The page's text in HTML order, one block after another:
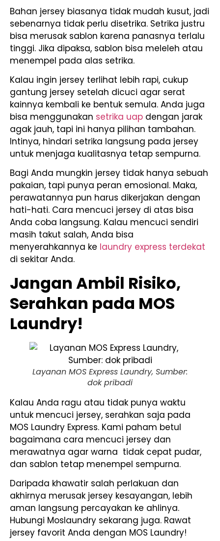
Bahan jersey biasanya tidak mudah kusut, jadi
sebenarnya tidak perlu disetrika. Setrika justru
bisa merusak sablon karena panasnya terlalu
tinggi. Jika dipaksa, sablon bisa meleleh atau
menempel pada alas setrika.
Kalau ingin jersey terlihat lebih rapi, cukup
gantung jersey setelah dicuci agar serat
kainnya kembali ke bentuk semula. Anda juga
bisa menggunakan setrika uap dengan jarak
agak jauh, tapi ini hanya pilihan tambahan.
Intinya, hindari setrika langsung pada jersey
untuk menjaga kualitasnya tetap sempurna.
Bagi Anda mungkin jersey tidak hanya sebuah
pakaian, tapi punya peran emosional. Maka,
perawatannya pun harus dikerjakan dengan
hati-hati. Cara mencuci jersey di atas bisa
Anda coba langsung. Kalau mencuci sendiri
masih takut salah, Anda bisa
menyerahkannya ke laundry express terdekat
di sekitar Anda.
Jangan Ambil Risiko,
Serahkan pada MOS
Laundry!
Layanan MOS Express Laundry, Sumber:
dok pribadi
Kalau Anda ragu atau tidak punya waktu
untuk mencuci jersey, serahkan saja pada
MOS Laundry Express. Kami paham betul
bagaimana cara mencuci jersey dan
merawatnya agar warna tidak cepat pudar,
dan sablon tetap menempel sempurna.
Daripada khawatir salah perlakuan dan
akhirnya merusak jersey kesayangan, lebih
aman langsung percayakan ke ahlinya.
Hubungi Moslaundry sekarang juga. Rawat
jersey favorit Anda dengan MOS Laundry!